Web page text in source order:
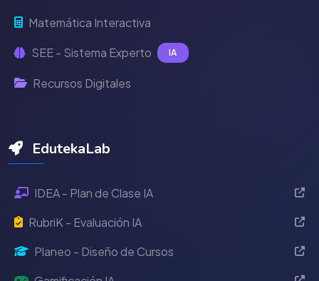
Matemática Interactiva
SEE - Sistema Experto IA
Recursos Digitales
EdutekaLab
IDEA - Plan de Clase IA
RubriK - Evaluación IA
Planeo - Diseño de Cursos